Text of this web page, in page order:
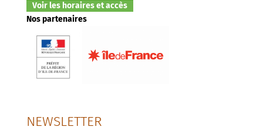
Voir les horaires et accès
Nos partenaires
NEWSLETTER